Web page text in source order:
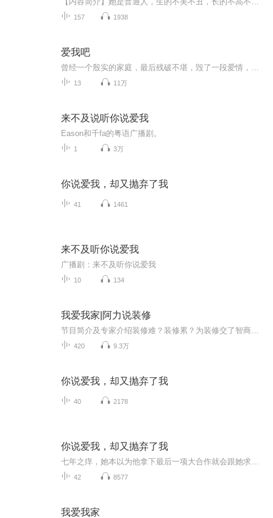
157 1938
爱我吧
13 11万
来不及说听你说爱我
Eason和千fa的粤语广播剧。
1 3万
你说爱我，却又抛弃了我
41 1461
来不及听你说爱我
广播剧：来不及听你说爱我
10 134
我爱我家|阿力说装修
420 9.3万
你说爱我，却又抛弃了我
40 2178
你说爱我，却又抛弃了我
42 8577
我爱我家